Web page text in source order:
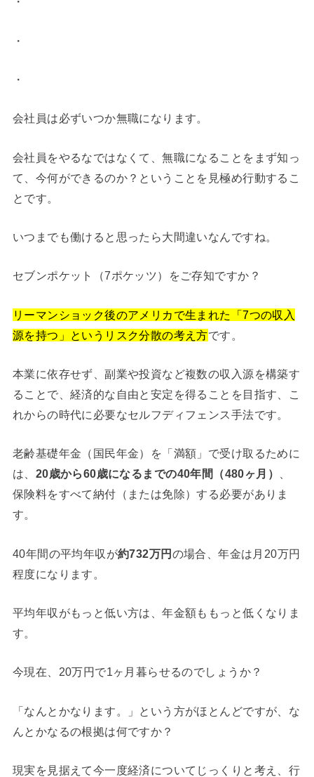
・
・
会社員は必ずいつか無職になります。
会社員をやるなではなくて、無職になることをまず知っ
て、今何ができるのか？ということを見極め行動するこ
とです。
いつまでも働けると思ったら大間違いなんですね。
セブンポケット（7ポケッツ）をご存知ですか？
リーマンショック後のアメリカで生まれた「7つの収入
源を持つ」というリスク分散の考え方です。
本業に依存せず、副業や投資など複数の収入源を構築す
ることで、経済的な自由と安定を得ることを目指す、こ
れからの時代に必要なセルフディフェンス手法です。
老齢基礎年金（国民年金）を「満額」で受け取るために
は、 20歳から60歳になるまでの40年間（480ヶ月）
保険料をすべて納付（または免除）する必要がありま
す。
40年間の平均年収が約732万円 の場合、年金は月20万円
程度になります。
平均年収がもっと低い方は、年金額ももっと低くなりま
す。
今現在、20万円で1ヶ月暮らせるのでしょうか？
「なんとかなります。」という方がほとんどですが、な
んとかなるの根拠は何ですか？
現実を見据えて今一度経済についてじっくりと考え、行